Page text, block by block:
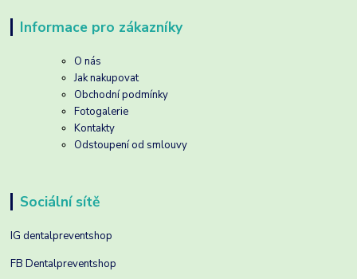
Informace pro zákazníky
O nás
Jak nakupovat
Obchodní podmínky
Fotogalerie
Kontakty
Odstoupení od smlouvy
Sociální sítě
IG dentalpreventshop
FB Dentalpreventshop